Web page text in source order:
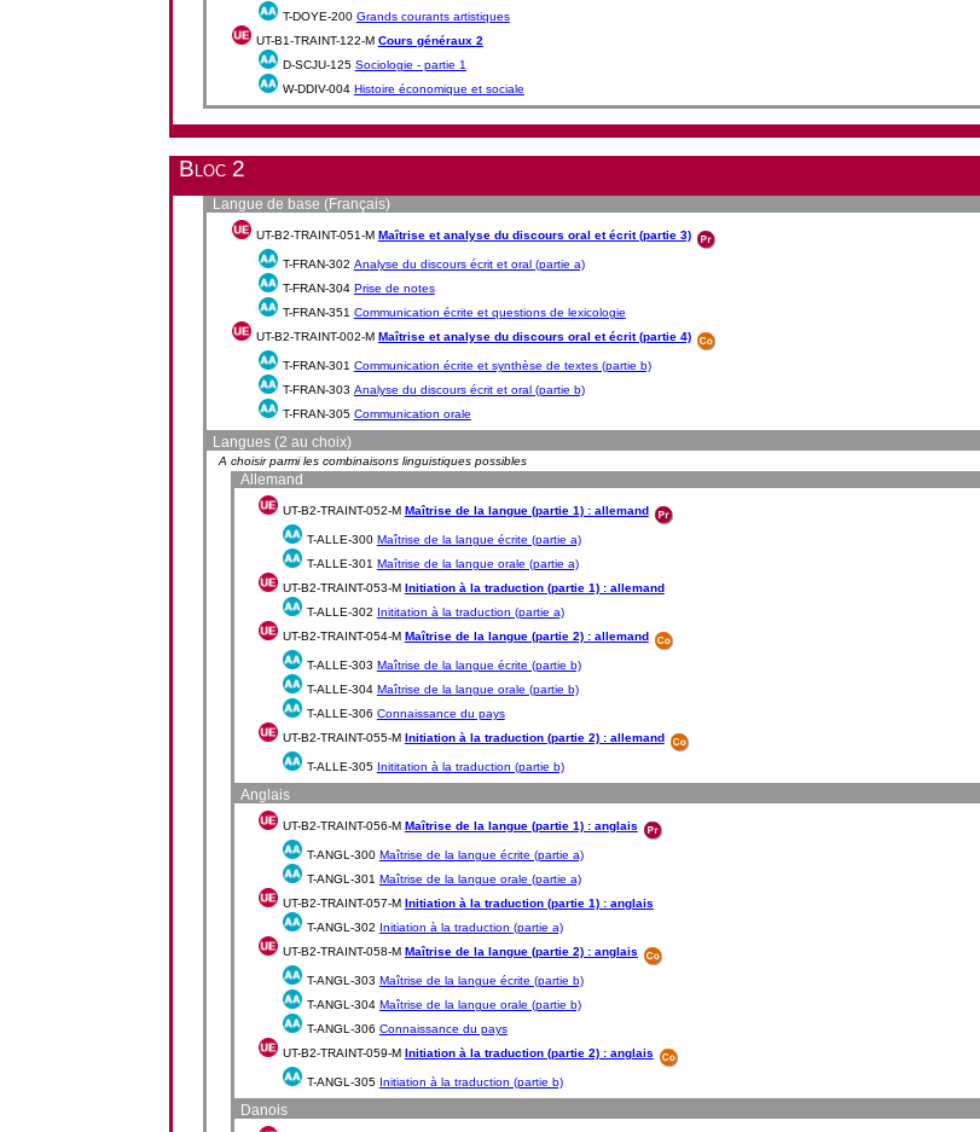
T-DOYE-200 Grands courants artistiques
UT-B1-TRAINT-122-M Cours généraux 2
D-SCJU-125 Sociologie - partie 1
W-DDIV-004 Histoire économique et sociale
Bloc 2
Langue de base (Français)
UT-B2-TRAINT-051-M Maîtrise et analyse du discours oral et écrit (partie 3)
T-FRAN-302 Analyse du discours écrit et oral (partie a)
T-FRAN-304 Prise de notes
T-FRAN-351 Communication écrite et questions de lexicologie
UT-B2-TRAINT-002-M Maîtrise et analyse du discours oral et écrit (partie 4)
T-FRAN-301 Communication écrite et synthèse de textes (partie b)
T-FRAN-303 Analyse du discours écrit et oral (partie b)
T-FRAN-305 Communication orale
Langues (2 au choix)
A choisir parmi les combinaisons linguistiques possibles
Allemand
UT-B2-TRAINT-052-M Maîtrise de la langue (partie 1) : allemand
T-ALLE-300 Maîtrise de la langue écrite (partie a)
T-ALLE-301 Maîtrise de la langue orale (partie a)
UT-B2-TRAINT-053-M Initiation à la traduction (partie 1) : allemand
T-ALLE-302 Inititation à la traduction (partie a)
UT-B2-TRAINT-054-M Maîtrise de la langue (partie 2) : allemand
T-ALLE-303 Maîtrise de la langue écrite (partie b)
T-ALLE-304 Maîtrise de la langue orale (partie b)
T-ALLE-306 Connaissance du pays
UT-B2-TRAINT-055-M Initiation à la traduction (partie 2) : allemand
T-ALLE-305 Inititation à la traduction (partie b)
Anglais
UT-B2-TRAINT-056-M Maîtrise de la langue (partie 1) : anglais
T-ANGL-300 Maîtrise de la langue écrite (partie a)
T-ANGL-301 Maîtrise de la langue orale (partie a)
UT-B2-TRAINT-057-M Initiation à la traduction (partie 1) : anglais
T-ANGL-302 Initiation à la traduction (partie a)
UT-B2-TRAINT-058-M Maîtrise de la langue (partie 2) : anglais
T-ANGL-303 Maîtrise de la langue écrite (partie b)
T-ANGL-304 Maîtrise de la langue orale (partie b)
T-ANGL-306 Connaissance du pays
UT-B2-TRAINT-059-M Initiation à la traduction (partie 2) : anglais
T-ANGL-305 Initiation à la traduction (partie b)
Danois